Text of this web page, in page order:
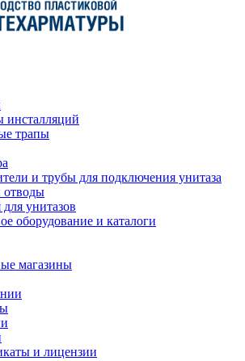
инсталляций
трапы
и трубы для подключения унитаза
унитазов
оборудование и каталоги
магазины
и лицензии